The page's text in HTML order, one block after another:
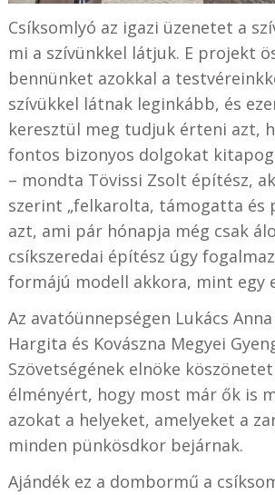
Csíksomlyó az igazi üzenetet a
mi a szívünkkel látjuk. E projekt
bennünket azokkal a
szívükkel látnak leginkább, és
keresztül meg tudjuk érteni azt,
fontos bizonyos dolgokat
– mondta Tövissi Zsolt építész,
szerint „felkarolta, támogatta és
azt, ami pár hónapja még csak
csíkszeredai építész úgy
formájú modell akkora, mint egy
Az avatóünnepségen Lukács
Hargita és Kovászna Megyei
Szövetségének elnöke
élményért, hogy most már ők is
azokat a helyeket, amelyeket a
minden pünkösdkor bejárnak.
Ajándék ez a dombormű a